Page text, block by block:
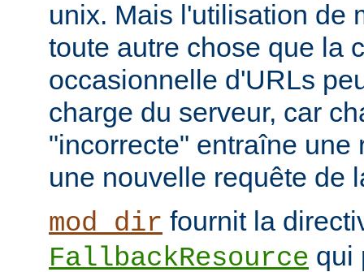
unix. Mais l'utilisation de
toute autre chose que la
occasionnelle d'URLs
charge du serveur, car
"incorrecte" entraîne une
une nouvelle requête de
mod_dir fournit la
FallbackResource qui